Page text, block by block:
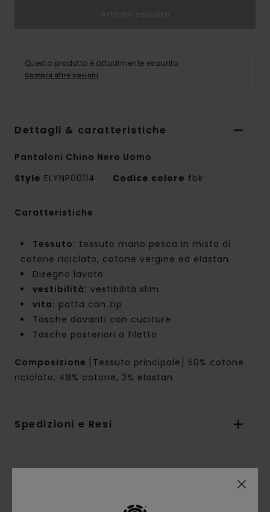
Questo prodotto è attualmente esaurito.
Compra altre opzioni
Dettagli & caratteristiche
Pantaloni Chino Nero Uomo
Style ELYNP00114 Codice colore fbk
Caratteristiche
Tessuto: tessuto mano pesca in misto di
cotone riciclato, cotone vergine ed elastan
Disegno lavato
vestibilità: vestibilità slim
vita: patta con zip
Tasche davanti con cuciture
Tasche posteriori a filetto
Composizione
[Tessuto principale] 50% cotone
riciclato, 48% cotone, 2% elastan
Spedizioni e Resi